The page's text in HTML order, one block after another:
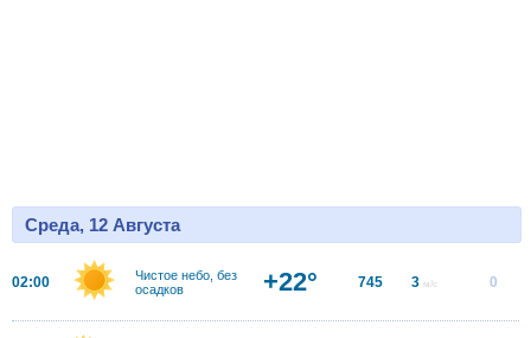
Среда, 12 Августа
02:00
Чистое небо, без
осадков
+22° 745 3 м/с 0